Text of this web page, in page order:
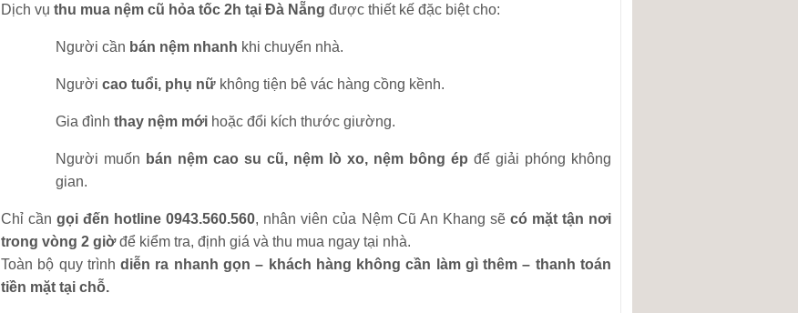
Dịch vụ thu mua nệm cũ hỏa tốc 2h tại Đà Nẵng được thiết kế đặc biệt cho:
Người cần bán nệm nhanh khi chuyển nhà.
Người cao tuổi, phụ nữ không tiện bê vác hàng cồng kềnh.
Gia đình thay nệm mới hoặc đổi kích thước giường.
Người muốn bán nệm cao su cũ, nệm lò xo, nệm bông ép để giải phóng không
gian.
Chỉ cầngọi đến hotline 0943.560.560, nhân viên của Nệm Cũ An Khang sẽ có mặt tận nơi
trong vòng 2 giờđể kiểm tra, định giá và thu mua ngay tại nhà.
Toàn bộ quy trìnhdiễn ra nhanh gọn – khách hàng không cần làm gì thêm – thanh toán
tiền mặt tại chỗ.